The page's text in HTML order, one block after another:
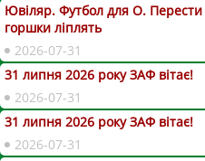
Ювіляр. Футбол для О. Перести
горшки ліплять
2026-07-31
31 липня 2026 року ЗАФ вітає!
2026-07-31
31 липня 2026 року ЗАФ вітає!
2026-07-31